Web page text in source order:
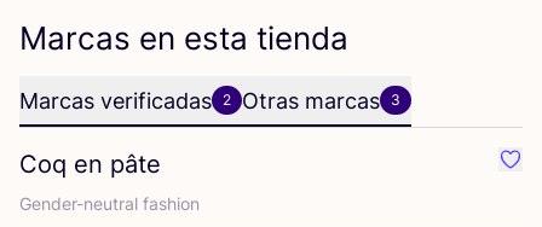
Marcas en esta tienda
Marcas verificadas 2 Otras marcas 3
Coq en pâte
Gen­der-neu­tral fashion